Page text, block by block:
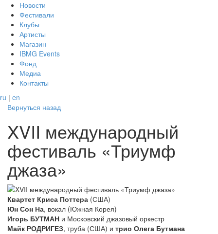
Новости
Фестивали
Клубы
Артисты
Магазин
IBMG Events
Фонд
Медиа
Контакты
ru | en
Вернуться назад
XVII международный
фестиваль «Триумф
джаза»
Квартет Криса Поттера (США)
Юн Сон На, вокал (Южная Корея)
Игорь БУТМАН и Московский джазовый оркестр
Майк РОДРИГЕЗ, труба (США) и трио Олега Бутмана